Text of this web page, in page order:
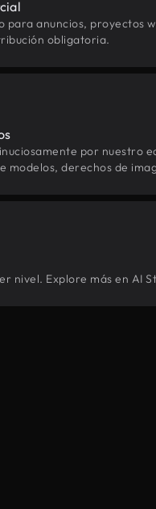
para anuncios, proyectos
obligatoria.
por nuestro
modelos, derechos de
nivel. Explore más en AI